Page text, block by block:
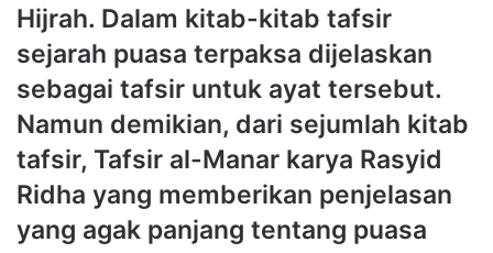
Hijrah. Dalam kitab-kitab tafsir
sejarah puasa terpaksa dijelaskan
sebagai tafsir untuk ayat tersebut.
Namun demikian, dari sejumlah kitab
tafsir, Tafsir al-Manar karya Rasyid
Ridha yang memberikan penjelasan
yang agak panjang tentang puasa